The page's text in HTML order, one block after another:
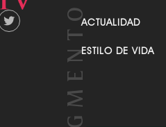
ACTUALIDAD
ESTILO DE VIDA